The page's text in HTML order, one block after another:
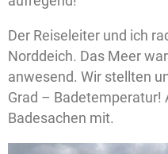
Der Reiseleiter und ich
Norddeich. Das Meer
anwesend. Wir stellten
Grad – Badetemperatur!
Badesachen mit.